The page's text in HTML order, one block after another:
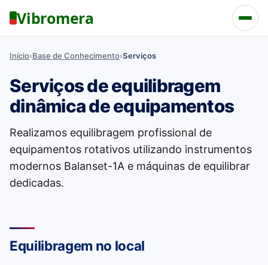
Vibromera
Início›Base de Conhecimento›Serviços
Serviços de equilibragem
dinâmica de equipamentos
Realizamos equilibragem profissional de
equipamentos rotativos utilizando instrumentos
modernos Balanset-1A e máquinas de equilibrar
dedicadas.
Equilibragem no local